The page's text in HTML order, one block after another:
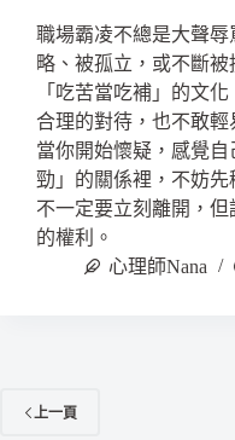
職場霸凌不總是大聲
略、被孤立，或不斷被
「吃苦當吃補」的文
合理的對待，也不敢輕
當你開始懷疑，感覺
勁」的關係裡，不妨先
不一定要立刻離開，
的權利。
心理師Nana
上一頁